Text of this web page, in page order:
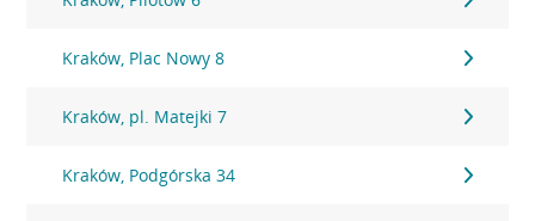
Kraków, Plac Nowy 8
Kraków, pl. Matejki 7
Kraków, Podgórska 34